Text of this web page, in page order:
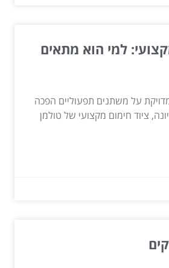
למי הוא מתאים
על משתנים תפעוליים הפכה
ציוד חימום מקצועי של טולמן